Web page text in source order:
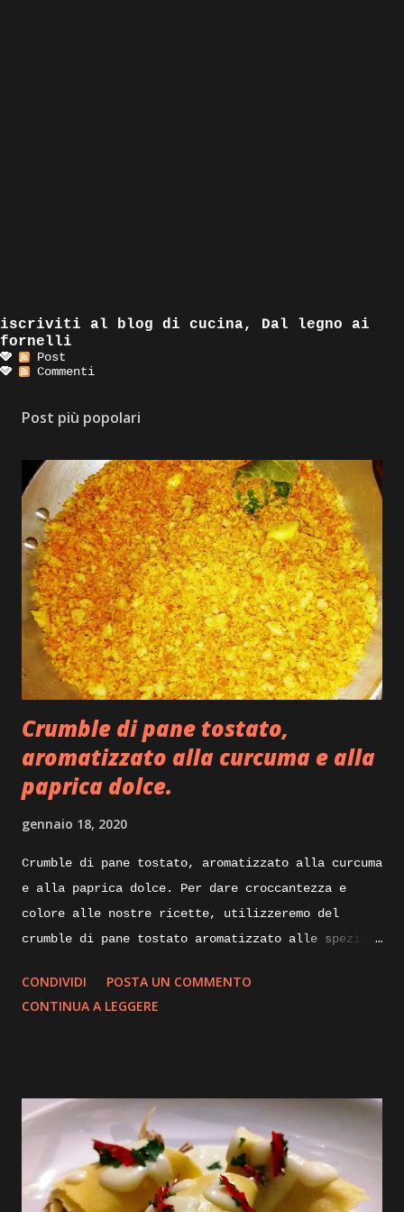
iscriviti al blog di cucina, Dal legno ai
fornelli
Post
Commenti
Post più popolari
Crumble di pane tostato,
aromatizzato alla curcuma e alla
paprica dolce.
gennaio 18, 2020
Crumble di pane tostato, aromatizzato alla curcuma
e alla paprica dolce. Per dare croccantezza e
colore alle nostre ricette, utilizzeremo del
crumble di pane tostato aromatizzato alle spezie.
impreziosire e dare croccantezza ai mie piatti.
Ingredienti: mollica di pane non troppo fresca un
portiamola in una padella calda, la fiamma dovrà
essere bassissima, aggiungiamoci un paio di foglie
di alloro e uno spicchio d’aglio sbucciato,
iniziamo la tostatura mescolando insieme il
CONDIVIDI
POSTA UN COMMENTO
CONTINUA A LEGGERE